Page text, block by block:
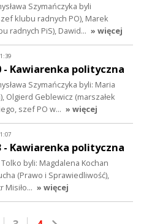
Szymańczyka byli
klubu radnych PO), Marek
radnych PiS), Dawid… » więcej
- Kawiarenka polityczna
Szymańczyka byli: Maria
Olgierd Geblewicz (marszałek
szef PO w… » więcej
- Kawiarenka polityczna
byli: Magdalena Kochan
(Prawo i Sprawiedliwość),
Misiło… » więcej